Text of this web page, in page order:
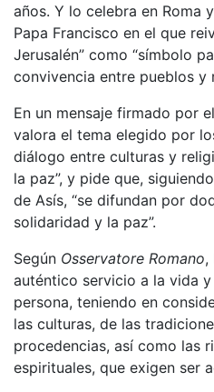
años. Y lo celebra en Roma
Papa Francisco en el que
Jerusalén” como “símbolo
convivencia entre pueblos y
En un mensaje firmado por
valora el tema elegido por
diálogo entre culturas y
la paz”, y pide que,
de Asís, “se difundan por
solidaridad y la paz”.
Según Osservatore Romano,
auténtico servicio a la vida
persona, teniendo en
las culturas, de las
procedencias, así como las
espirituales, que exigen ser